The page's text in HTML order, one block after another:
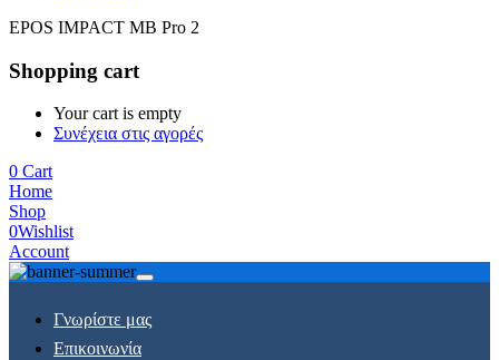
EPOS IMPACT MB Pro 2
Shopping cart
Your cart is empty
Συνέχεια στις αγορές
0 Cart
Home
Shop
0Wishlist
Account
Γνωρίστε μας
Επικοινωνία